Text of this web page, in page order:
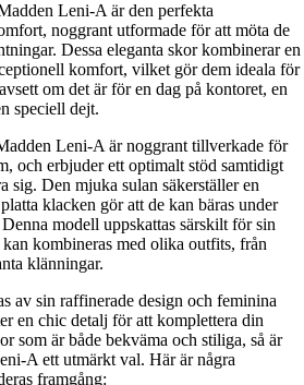
Leni-A är den perfekta
noggrant utformade för att möta de
Dessa eleganta skor kombinerar en
komfort, vilket gör dem ideala för
om det är för en dag på kontoret, en
speciell dejt.
Leni-A är noggrant tillverkade för
och erbjuder ett optimalt stöd samtidigt
sig. Den mjuka sulan säkerställer en
klacken gör att de kan bäras under
modell uppskattas särskilt för sin
kombineras med olika outfits, från
klänningar.
av sin raffinerade design och feminina
en chic detalj för att komplettera din
som är både bekväma och stiliga, så är
A ett utmärkt val. Här är några
framgång: